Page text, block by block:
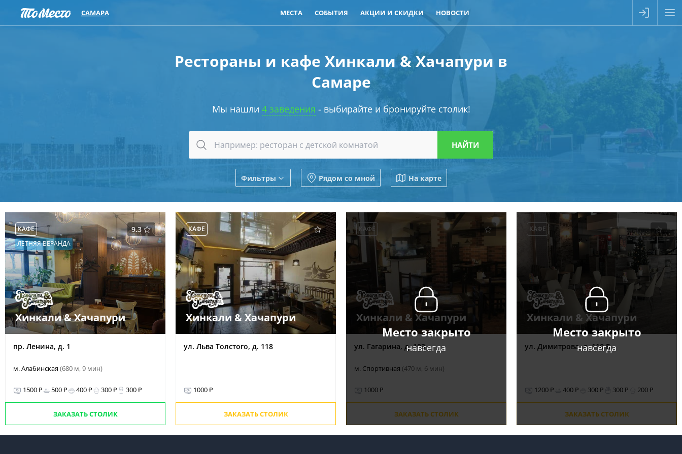
САМАРА МЕСТА СОБЫТИЯ АКЦИИ И СКИДКИ НОВОСТИ
Рестораны и кафе Хинкали & Хачапури в
Самаре
Мы нашли 4 заведения - выбирайте и бронируйте столик!
Фильтры Рядом со мной На карте
9.3
КАФЕ
ЛЕТНЯЯ ВЕРАНДА
Хинкали & Хачапури
пр. Ленина, д. 1
м. Алабинская(680 м, 9 мин)
1500 ₽ 500 ₽ 400 ₽ 300 ₽ 300 ₽
ЗАКАЗАТЬ СТОЛИК
КАФЕ
Хинкали & Хачапури
ул. Льва Толстого, д. 118
1000 ₽
ЗАКАЗАТЬ СТОЛИК
Место закрыто
навсегда
КАФЕ
Хинкали & Хачапури
ул. Гагарина, д. 103
м. Спортивная (470 м, 6 мин)
1000 ₽
ЗАКАЗАТЬ СТОЛИК
Место закрыто
навсегда
КАФЕ
Хинкали & Хачапури
ул. Димитрова, д. 110 Б
1200 ₽ 400 ₽ 300 ₽ 300 ₽ 200 ₽
ЗАКАЗАТЬ СТОЛИК